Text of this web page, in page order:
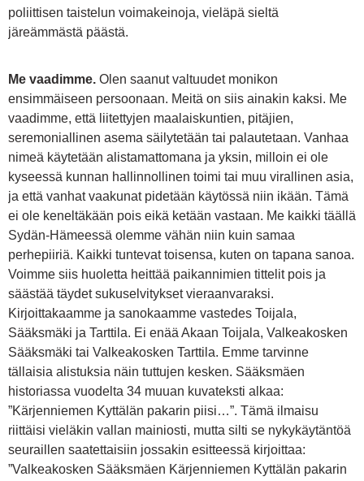
poliittisen taistelun voimakeinoja, vieläpä sieltä
järeämmästä päästä.
Me vaadimme. Olen saanut valtuudet monikon
ensimmäiseen persoonaan. Meitä on siis ainakin kaksi. Me
vaadimme, että liitettyjen maalaiskuntien, pitäjien,
seremoniallinen asema säilytetään tai palautetaan. Vanhaa
nimeä käytetään alistamattomana ja yksin, milloin ei ole
kyseessä kunnan hallinnollinen toimi tai muu virallinen asia,
ja että vanhat vaakunat pidetään käytössä niin ikään. Tämä
ei ole keneltäkään pois eikä ketään vastaan. Me kaikki täällä
Sydän-Hämeessä olemme vähän niin kuin samaa
perhepiiriä. Kaikki tuntevat toisensa, kuten on tapana sanoa.
Voimme siis huoletta heittää paikannimien tittelit pois ja
säästää täydet sukuselvitykset vieraanvaraksi.
Kirjoittakaamme ja sanokaamme vastedes Toijala,
Sääksmäki ja Tarttila. Ei enää Akaan Toijala, Valkeakosken
Sääksmäki tai Valkeakosken Tarttila. Emme tarvinne
tällaisia alistuksia näin tuttujen kesken. Sääksmäen
historiassa vuodelta 34 muuan kuvateksti alkaa:
”Kärjenniemen Kyttälän pakarin piisi…”. Tämä ilmaisu
riittäisi vieläkin vallan mainiosti, mutta silti se nykykäytäntöä
seuraillen saatettaisiin jossakin esitteessä kirjoittaa:
”Valkeakosken Sääksmäen Kärjenniemen Kyttälän pakarin